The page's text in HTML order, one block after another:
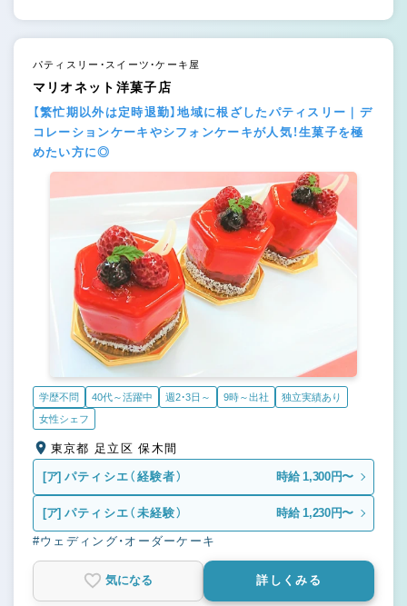
パティスリー・スイーツ・ケーキ屋
マリオネット洋菓子店
【繁忙期以外は定時退勤】地域に根ざしたパティスリー｜デ
コレーションケーキやシフォンケーキが人気！生菓子を極
めたい方に◎
学歴不問 40代～活躍中 週2・3日～ 9時～出社
独立実績あり
女性シェフ
東京都 足立区 保木間
[ア] パティシエ（経験者） 時給 1,300円〜
[ア] パティシエ（未経験） 時給 1,230円〜
#ウェディング・オーダーケーキ
気になる 詳しくみる